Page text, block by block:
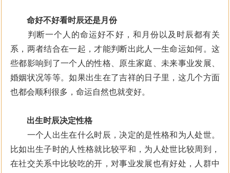
命好不好看时辰还是月份
判断一个人的命运好不好，和月份以及时辰都有关
系，两者结合在一起，才能判断出此人一生命运如何。这
些都影响到了一个人的性格、原生家庭、未来事业发展、
婚姻状况等等。如果出生在了吉祥的日子里，这几个方面
也都会顺利很多，命运自然也就变好。
出生时辰决定性格
一个人出生在什么时辰，决定的是性格和为人处世。
比如出生子时的人性格就比较平和，为人处世比较周到，
在社交关系中比较吃的开，对事业发展也有好处，人群中